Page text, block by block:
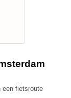
een fietsroute